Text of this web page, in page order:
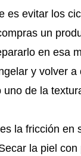
es evitar los
un
en esa
y volver a
uno de la
la fricción en
la piel con